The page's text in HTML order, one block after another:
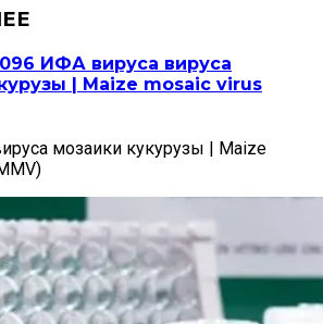
ИФА вируса вируса
| Maize mosaic virus
мозаики кукурузы | Maize